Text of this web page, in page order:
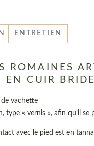
ENTRETIEN
ROMAINES
EN CUIR
vachette
type « vernis », afin qu’il
avec le pied est en